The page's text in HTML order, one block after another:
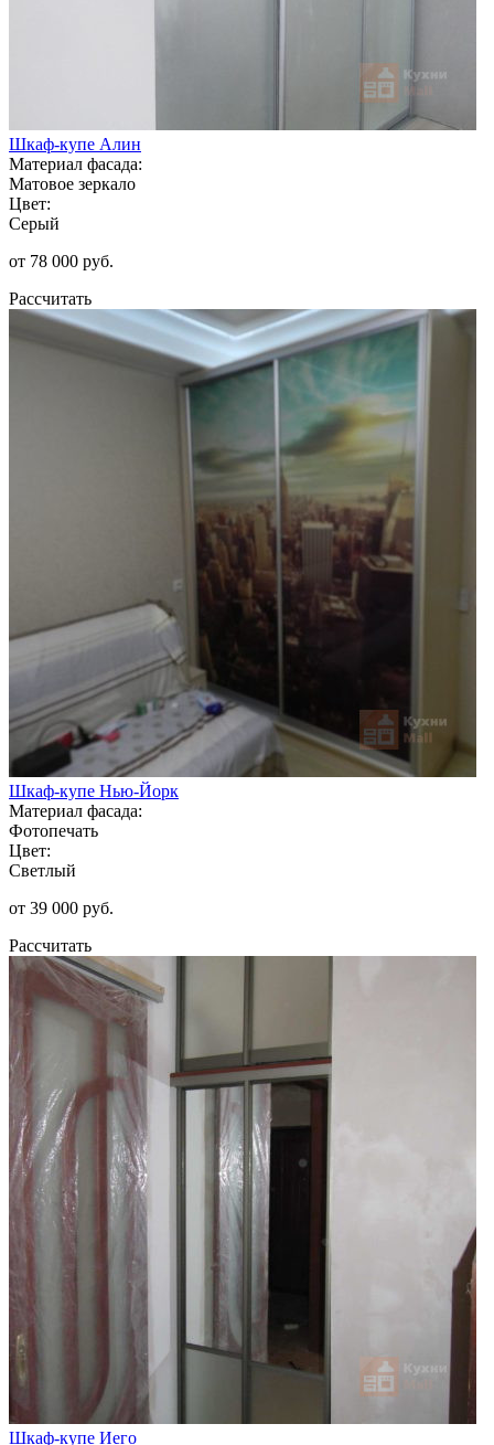
Шкаф-купе Алин
Материал фасада:
Матовое зеркало
Цвет:
Серый
от 78 000 руб.
Рассчитать
Шкаф-купе Нью-Йорк
Материал фасада:
Фотопечать
Цвет:
Светлый
от 39 000 руб.
Рассчитать
Шкаф-купе Иего